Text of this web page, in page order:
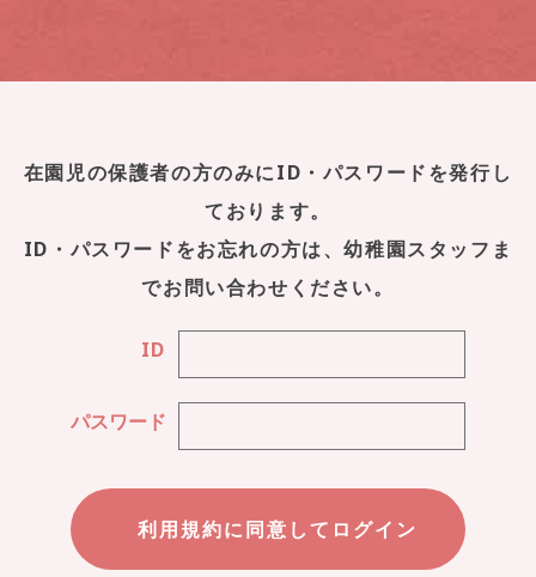
在園児の保護者の方のみにID・パスワードを発行し
ております。
ID・パスワードをお忘れの方は、幼稚園スタッフま
でお問い合わせください。
ID
パスワード